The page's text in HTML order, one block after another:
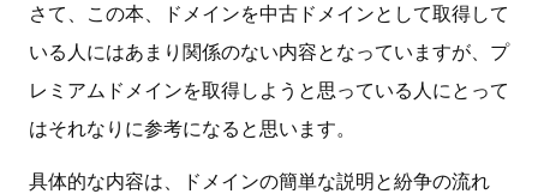
さて、この本、ドメインを中古ドメインとして取得して
いる人にはあまり関係のない内容となっていますが、プ
レミアムドメインを取得しようと思っている人にとって
はそれなりに参考になると思います。
具体的な内容は、ドメインの簡単な説明と紛争の流れ